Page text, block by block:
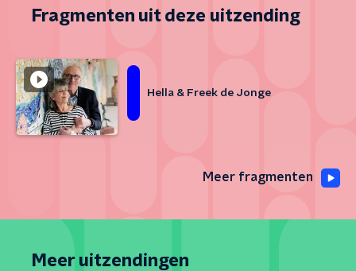
Fragmenten uit deze uitzending
Hella & Freek de Jonge
Meer fragmenten
Meer uitzendingen